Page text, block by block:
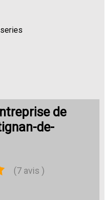
de
de-
(7 avis )